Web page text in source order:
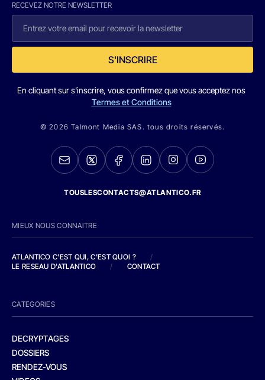
RECEVEZ NOTRE NEWSLETTER
S'INSCRIRE
En cliquant sur s'inscrire, vous confirmez que vous acceptez nos
Termes et Conditions
© 2026 Talmont Media SAS. tous droits réservés.
TOUSLESCONTACTS@ATLANTICO.FR
MIEUX NOUS CONNAITRE
ATLANTICO C'EST QUI, C'EST QUOI ?
/
LE RESEAU D'ATLANTICO
/ CONTACT
CATEGORIES
DECRYPTAGES
DOSSIERS
RENDEZ-VOUS